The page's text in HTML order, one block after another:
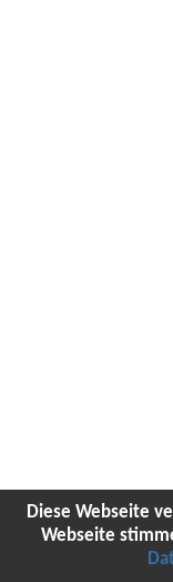
Diese Webseite
Webseite